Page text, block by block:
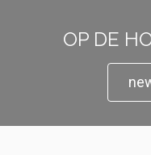
OP DE